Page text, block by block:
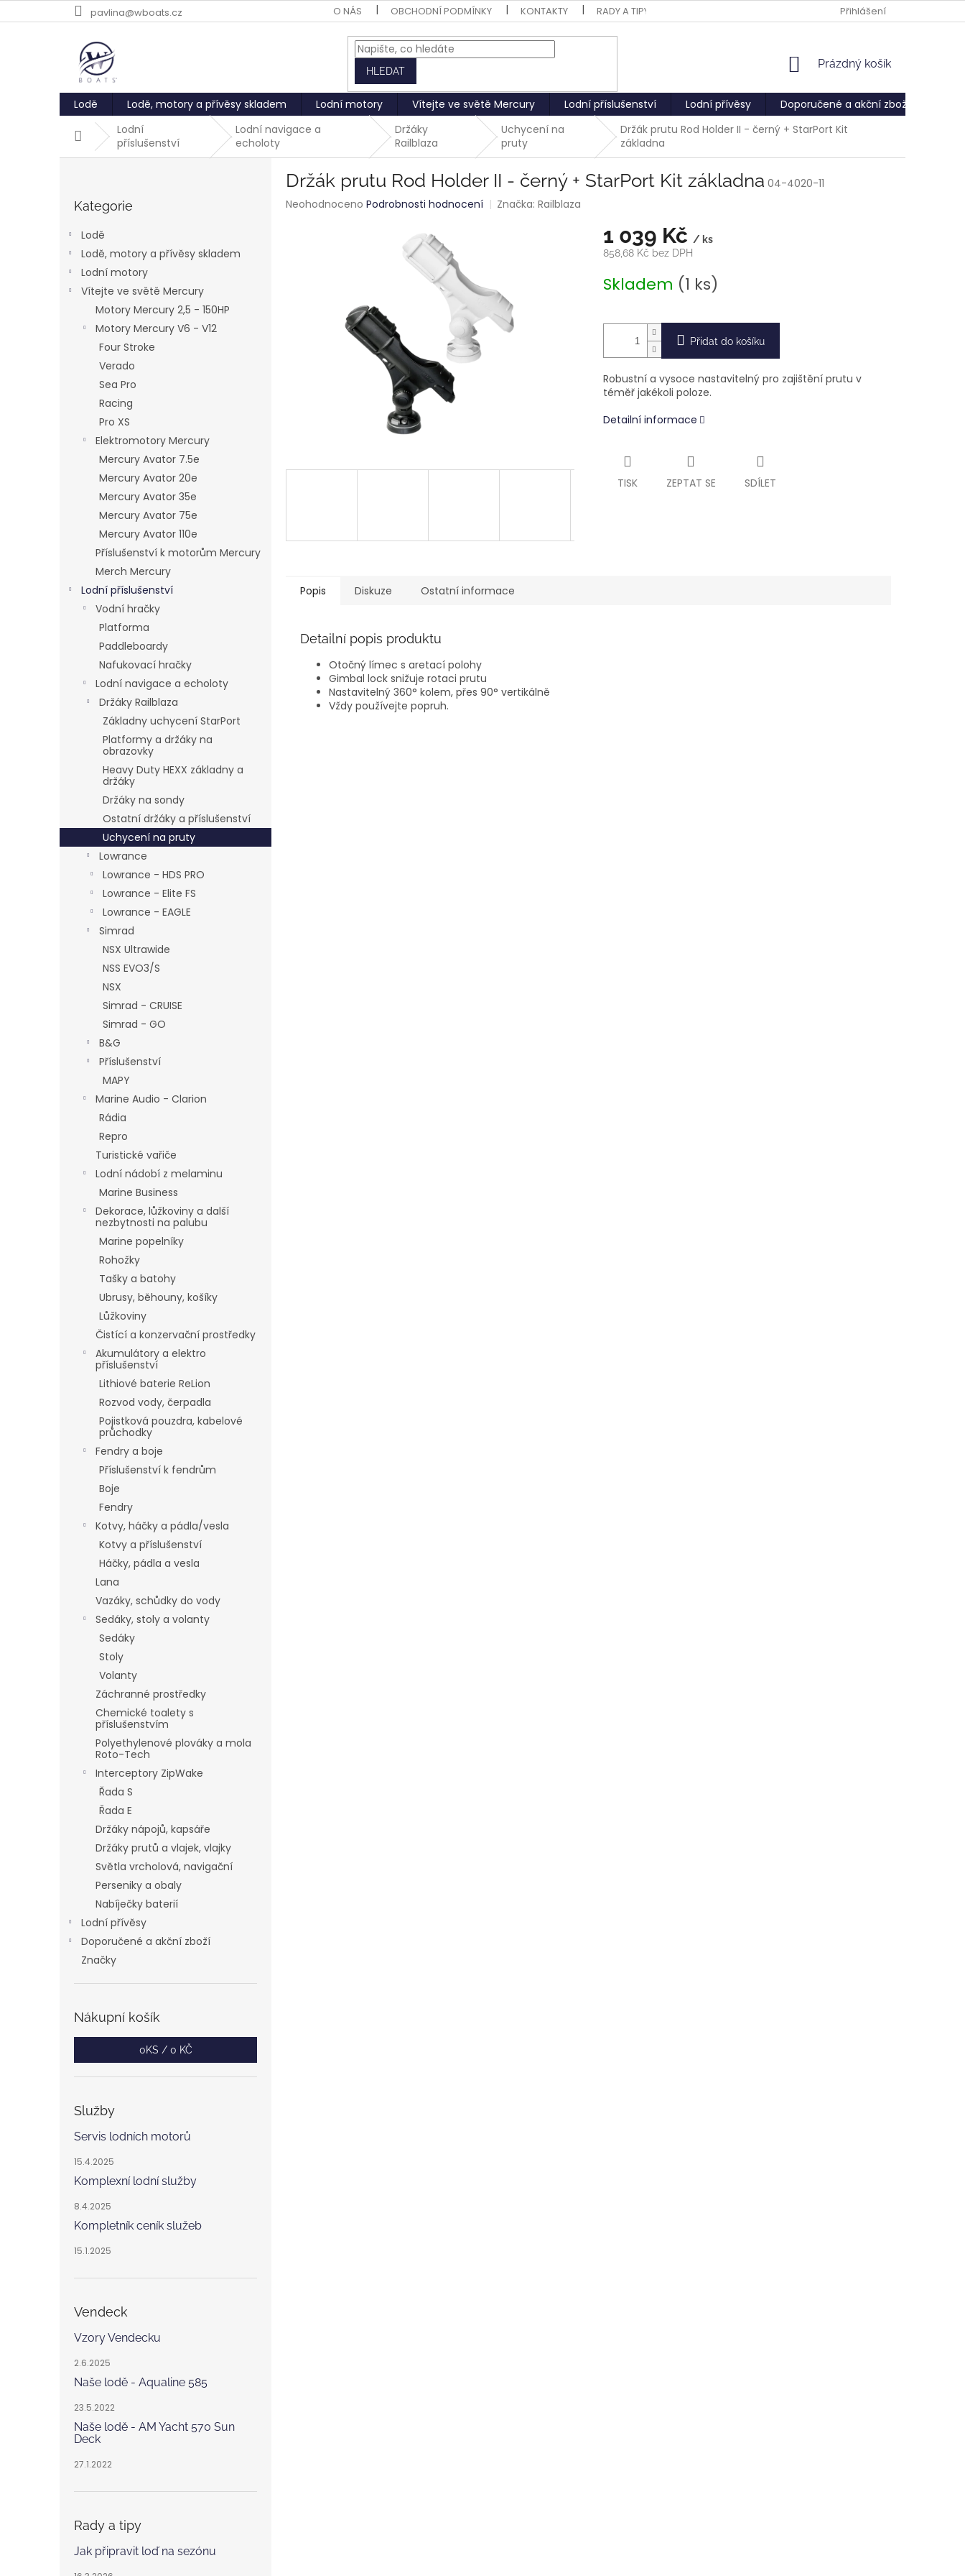
na
pavlina@wboats.cz O NÁS OBCHODNÍ PODMÍNKY KONTAKTY RADY A TIPY Přihlášení
HLEDAT
NÁKUPNÍ
Prázdný košík
Lodě Lodě, motory a přívěsy skladem Lodní motory Vítejte ve světě Mercury Lodní příslušenství Lodní přívěsy Doporučené a akční zboží
DomůLodní
příslušenství
Lodní navigace a
echoloty
Držáky
Railblaza
Uchycení na
pruty
Držák prutu Rod Holder II - černý + StarPort Kit
základna
kategorie
Kategorie
Lodě
Lodě, motory a přívěsy skladem
Lodní motory
Vítejte ve světě Mercury
Motory Mercury 2,5 - 150HP
Motory Mercury V6 - V12
Four Stroke
Verado
Sea Pro
Racing
Pro XS
Elektromotory Mercury
Mercury Avator 7.5e
Mercury Avator 20e
Mercury Avator 35e
Mercury Avator 75e
Mercury Avator 110e
Příslušenství k motorům Mercury
Merch Mercury
Lodní příslušenství
Vodní hračky
Platforma
Paddleboardy
Nafukovací hračky
Lodní navigace a echoloty
Držáky Railblaza
Základny uchycení StarPort
Platformy a držáky na
obrazovky
Heavy Duty HEXX základny a
držáky
Držáky na sondy
Ostatní držáky a příslušenství
Uchycení na pruty
Lowrance
Lowrance - HDS PRO
Lowrance - Elite FS
Lowrance - EAGLE
Simrad
NSX Ultrawide
NSS EVO3/S
NSX
Simrad - CRUISE
Simrad - GO
B&G
Příslušenství
MAPY
Marine Audio - Clarion
Rádia
Repro
Turistické vařiče
Lodní nádobí z melaminu
Marine Business
Dekorace, lůžkoviny a další
nezbytnosti na palubu
Marine popelníky
Rohožky
Tašky a batohy
Ubrusy, běhouny, košíky
Lůžkoviny
Čistící a konzervační prostředky
Akumulátory a elektro
příslušenství
Lithiové baterie ReLion
Rozvod vody, čerpadla
Pojistková pouzdra, kabelové
průchodky
Fendry a boje
Příslušenství k fendrům
Boje
Fendry
Kotvy, háčky a pádla/vesla
Kotvy a příslušenství
Háčky, pádla a vesla
Lana
Vazáky, schůdky do vody
Sedáky, stoly a volanty
Sedáky
Stoly
Volanty
Záchranné prostředky
Chemické toalety s
příslušenstvím
Polyethylenové plováky a mola
Roto-Tech
Interceptory ZipWake
Řada S
Řada E
Držáky nápojů, kapsáře
Držáky prutů a vlajek, vlajky
Světla vrcholová, navigační
Perseniky a obaly
Nabíječky baterií
Lodní přívěsy
Doporučené a akční zboží
Značky
Nákupní košík
0KS / 0 KČ
Služby
Servis lodních motorů
15.4.2025
Komplexní lodní služby
8.4.2025
Kompletník ceník služeb
15.1.2025
Vendeck
Vzory Vendecku
2.6.2025
Naše lodě - Aqualine 585
23.5.2022
Naše lodě - AM Yacht 570 Sun
Deck
27.1.2022
Rady a tipy
Jak připravit loď na sezónu
Držák prutu Rod Holder II - černý + StarPort Kit základna 04-4020-11
Průměrné
Neohodnoceno Podrobnosti hodnocení Značka:Railblaza
1 039 Kč / ks
858,68 Kč bez DPH
cena:
Skladem (1 ks)
Přidat do košíku
Robustní a vysoce nastavitelný pro zajištění prutu v
téměř jakékoli poloze.
Detailní informace
TISK ZEPTAT SE SDÍLET
Popis Diskuze Ostatní informace
Detailní popis produktu
Otočný límec s aretací polohy
Gimbal lock snižuje rotaci prutu
Nastavitelný 360° kolem, přes 90° vertikálně
Vždy používejte popruh.